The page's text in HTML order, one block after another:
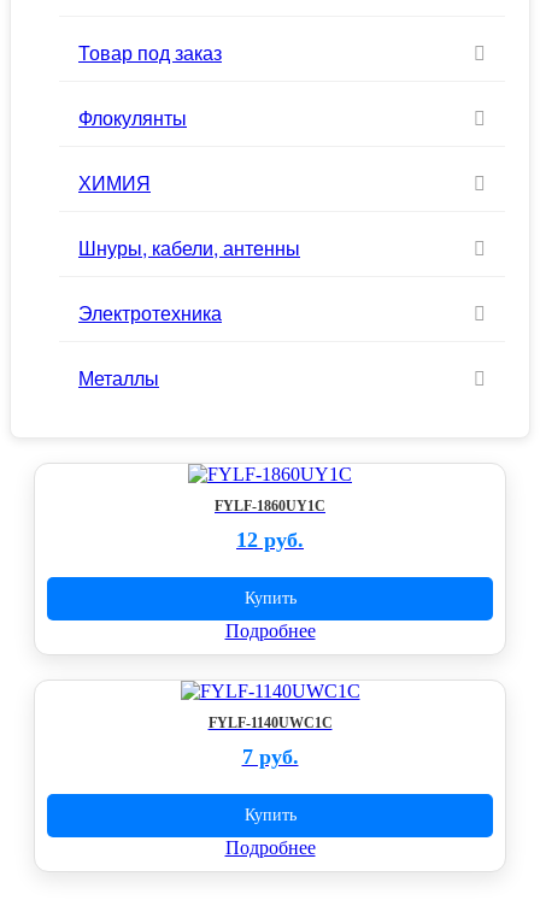
Товар под заказ
Флокулянты
ХИМИЯ
Шнуры, кабели, антенны
Электротехника
Металлы
FYLF-1860UY1C
12 руб.
Купить
Подробнее
FYLF-1140UWC1C
7 руб.
Купить
Подробнее